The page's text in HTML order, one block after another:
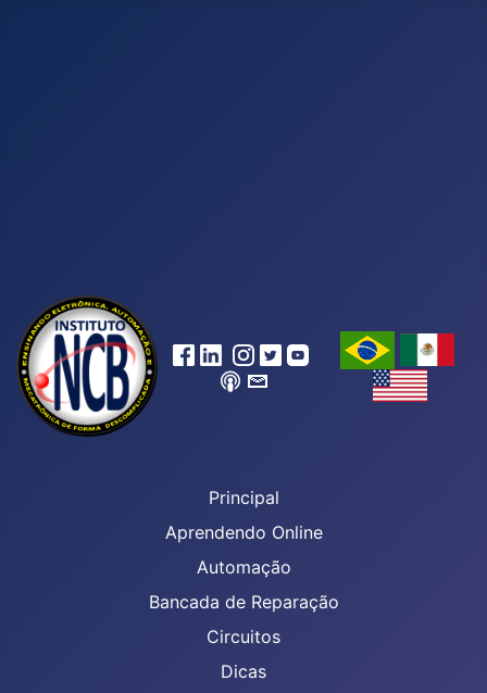
Principal
Aprendendo Online
Automação
Bancada de Reparação
Circuitos
Dicas